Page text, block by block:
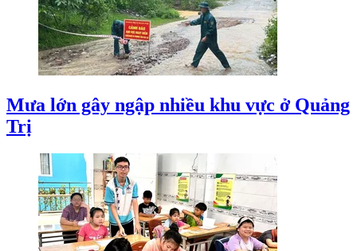
Mưa lớn gây ngập nhiều khu vực ở Quảng
Trị